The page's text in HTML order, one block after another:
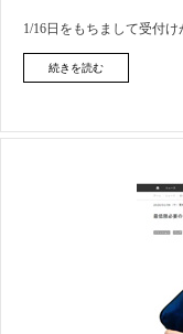
1/16日をもちまして受付け
続きを読む